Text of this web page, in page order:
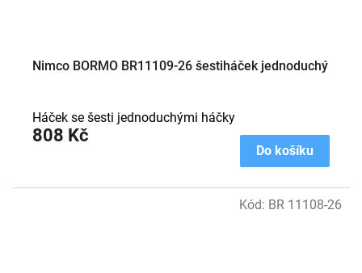
Nimco BORMO BR11109-26 šestiháček jednoduchý
808 Kč
Do košíku
Háček se šesti jednoduchými háčky
Kód: BR 11108-26